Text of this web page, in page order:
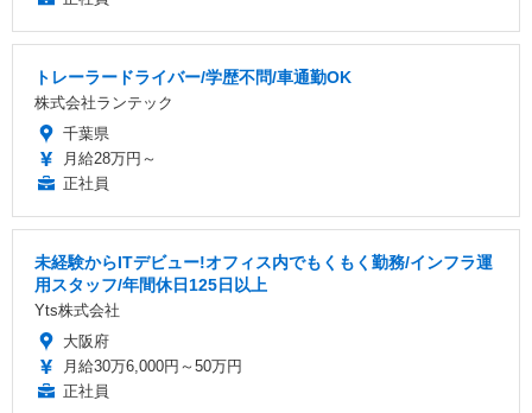
トレーラードライバー/学歴不問/車通勤OK
株式会社ランテック
千葉県
月給28万円～
正社員
未経験からITデビュー!オフィス内でもくもく勤務/インフラ運
用スタッフ/年間休日125日以上
Yts株式会社
大阪府
月給30万6,000円～50万円
正社員